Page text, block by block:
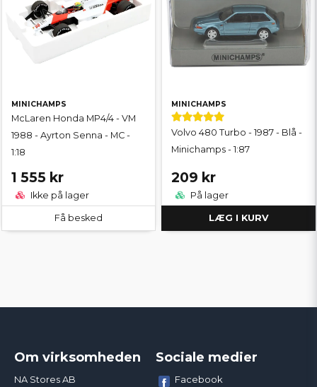
MINICHAMPS
McLaren Honda MP4/4 - VM
1988 - Ayrton Senna - MC -
1:18
1 555 kr
Ikke på lager
Få besked
MINICHAMPS
Volvo 480 Turbo - 1987 - Blå -
Minichamps - 1:87
209 kr
På lager
LÆG I KURV
Om virksomheden
NA Stores AB
Sociale medier
Facebook